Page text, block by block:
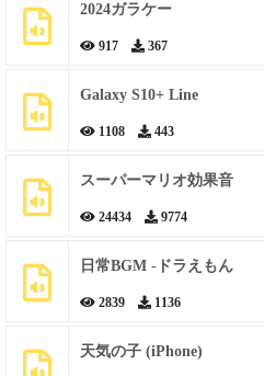
2024ガラケー
917 367
Galaxy S10+ Line
1108 443
スーパーマリオ効果音
24434 9774
日常BGM -ドラえもん
2839 1136
天気の子 (iPhone)